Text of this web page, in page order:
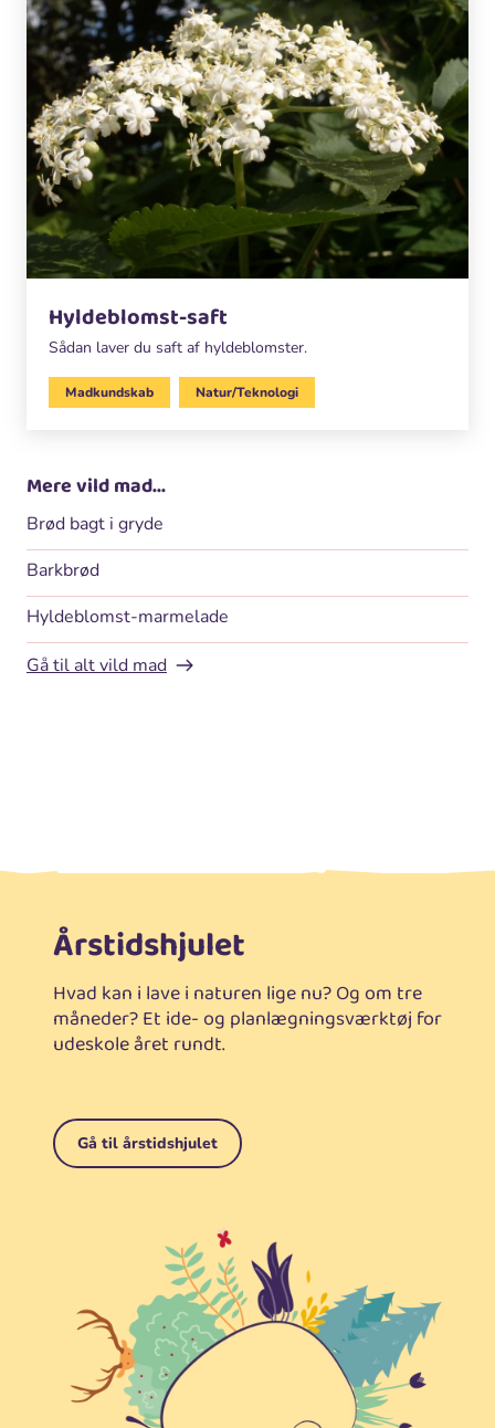
Hyldeblomst-saft
Sådan laver du saft af hyldeblomster.
Madkundskab Natur/Teknologi
Mere vild mad...
Brød bagt i gryde
Barkbrød
Hyldeblomst-marmelade
Gå til alt vild mad
Årstidshjulet
Hvad kan i lave i naturen lige nu? Og om tre
måneder? Et ide- og planlægningsværktøj for
udeskole året rundt.
Gå til årstidshjulet